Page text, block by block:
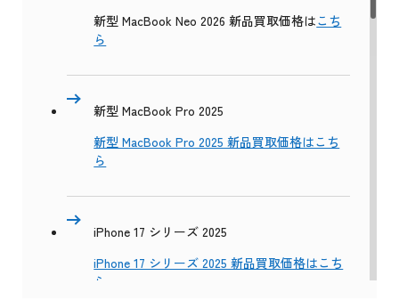
新型 MacBook Neo 2026 新品買取価格はこち
ら
新型 MacBook Pro 2025
新型 MacBook Pro 2025 新品買取価格はこち
ら
iPhone 17 シリーズ 2025
iPhone 17 シリーズ 2025 新品買取価格はこち
ら